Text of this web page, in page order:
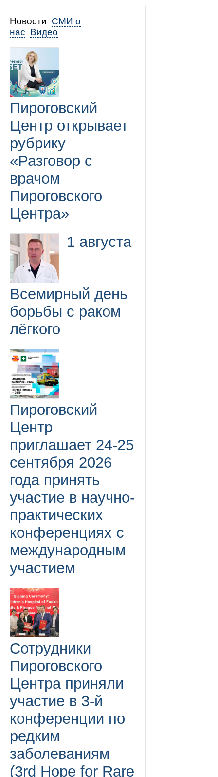
Новости СМИ о
нас Видео
Пироговский
Центр открывает
рубрику
«Разговор с
врачом
Пироговского
Центра»
1 августа
Всемирный день
борьбы с раком
лёгкого
Пироговский
Центр
приглашает 24-25
сентября 2026
года принять
участие в научно-
практических
конференциях с
международным
участием
Сотрудники
Пироговского
Центра приняли
участие в 3-й
конференции по
редким
заболеваниям
(3rd Hope for Rare